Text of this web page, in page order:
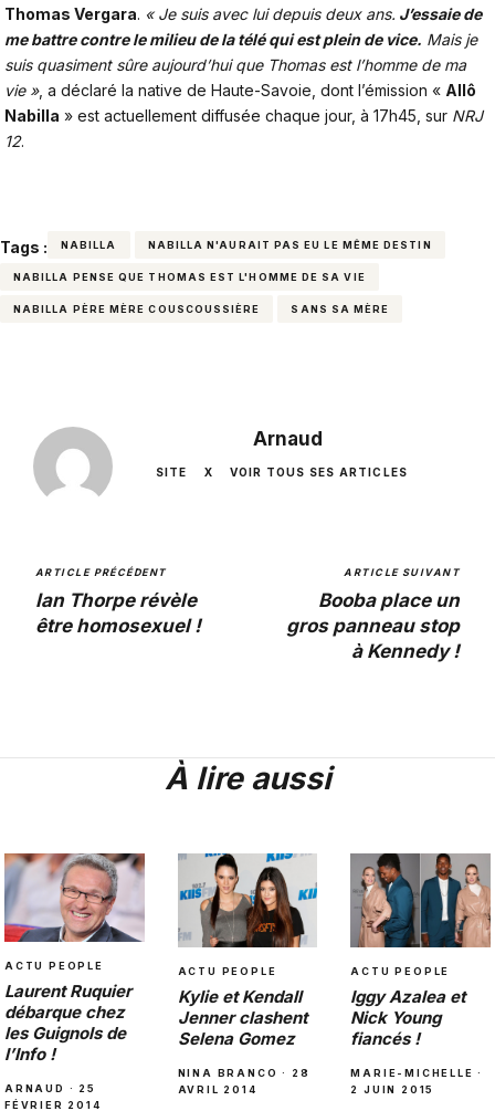
Thomas Vergara. « Je suis avec lui depuis deux ans. J’essaie de
me battre contre le milieu de la télé qui est plein de vice. Mais je
suis quasiment sûre aujourd’hui que Thomas est l’homme de ma
vie », a déclaré la native de Haute-Savoie, dont l’émission « Allô
Nabilla » est actuellement diffusée chaque jour, à 17h45, sur NRJ
12.
Tags : NABILLA NABILLA N'AURAIT PAS EU LE MÊME DESTIN
NABILLA PENSE QUE THOMAS EST L'HOMME DE SA VIE
NABILLA PÈRE MÈRE COUSCOUSSIÈRE SANS SA MÈRE
Arnaud
SITE X VOIR TOUS SES ARTICLES
ARTICLE PRÉCÉDENT
Ian Thorpe révèle
être homosexuel !
ARTICLE SUIVANT
Booba place un
gros panneau stop
à Kennedy !
À lire aussi
ACTU PEOPLE
Laurent Ruquier
débarque chez
les Guignols de
l’Info !
ARNAUD · 25
FÉVRIER 2014
ACTU PEOPLE
Kylie et Kendall
Jenner clashent
Selena Gomez
NINA BRANCO · 28
AVRIL 2014
ACTU PEOPLE
Iggy Azalea et
Nick Young
fiancés !
MARIE-MICHELLE ·
2 JUIN 2015